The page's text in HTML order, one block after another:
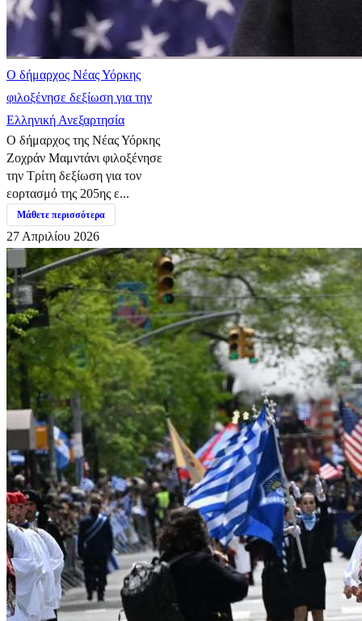
Ο δήμαρχος Νέας Υόρκης
φιλοξένησε δεξίωση για την
Ελληνική Ανεξαρτησία
Ο δήμαρχος της Νέας Υόρκης
Ζοχράν Μαμντάνι φιλοξένησε
την Τρίτη δεξίωση για τον
εορτασμό της 205ης ε...
Μάθετε περισσότερα
27 Απριλίου 2026